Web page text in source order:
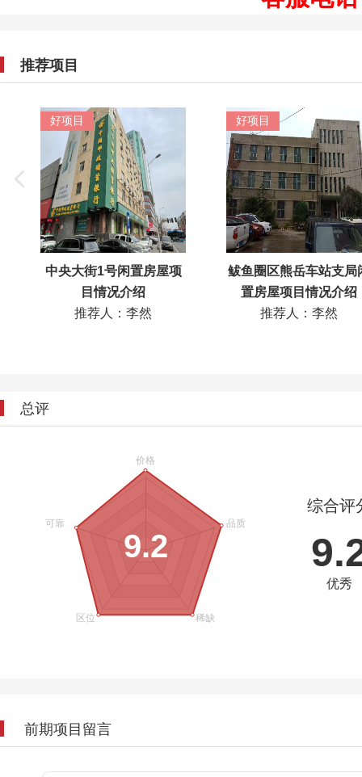
推荐项目
好项目
中央大街1号闲置房屋项
目情况介绍
推荐人：李然
好项目
鲅鱼圈区熊岳车站支局
置房屋项目情况介绍
推荐人：李然
总评
9.2
综合评
优秀